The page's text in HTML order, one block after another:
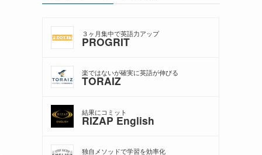
３ヶ月集中で英語力アップ
PROGRIT
楽ではないが確実に英語が伸びる
TORAIZ
結果にコミット
RIZAP English
独自メソッドで学習を効率化